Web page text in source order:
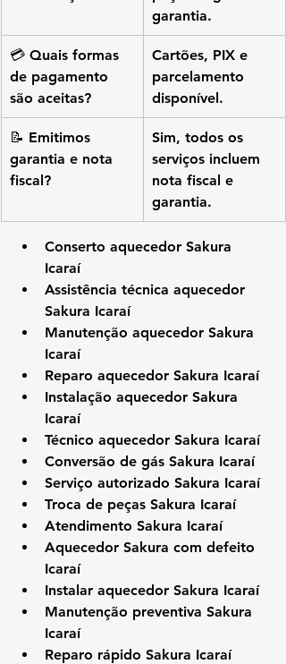
garantia.
💳 Quais formas
de pagamento
são aceitas?
Cartões, PIX e
parcelamento
disponível.
📝 Emitimos
garantia e nota
fiscal?
Sim, todos os
serviços incluem
nota fiscal e
garantia.
Conserto aquecedor Sakura
Icaraí
Assistência técnica aquecedor
Sakura Icaraí
Manutenção aquecedor Sakura
Icaraí
Reparo aquecedor Sakura Icaraí
Instalação aquecedor Sakura
Icaraí
Técnico aquecedor Sakura Icaraí
Conversão de gás Sakura Icaraí
Serviço autorizado Sakura Icaraí
Troca de peças Sakura Icaraí
Atendimento Sakura Icaraí
Aquecedor Sakura com defeito
Icaraí
Instalar aquecedor Sakura Icaraí
Manutenção preventiva Sakura
Icaraí
Reparo rápido Sakura Icaraí